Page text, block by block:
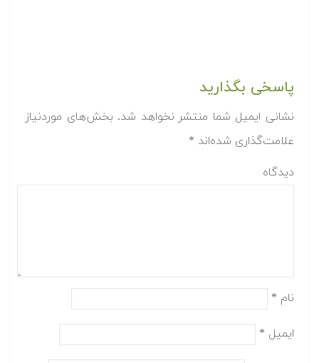
پاسخی بگذارید
نشانی ایمیل شما منتشر نخواهد شد. بخش‌های موردنیاز
علامت‌گذاری شده‌اند *
دیدگاه
نام *
ایمیل *